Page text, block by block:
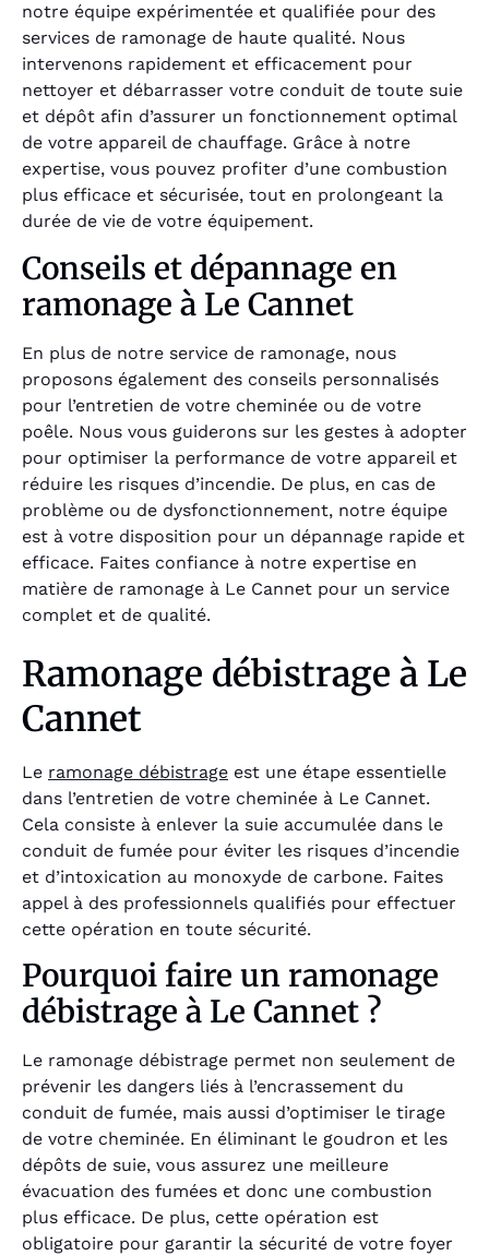
notre équipe expérimentée et qualifiée pour des
services de ramonage de haute qualité. Nous
intervenons rapidement et efficacement pour
nettoyer et débarrasser votre conduit de toute suie
et dépôt afin d’assurer un fonctionnement optimal
de votre appareil de chauffage. Grâce à notre
expertise, vous pouvez profiter d’une combustion
plus efficace et sécurisée, tout en prolongeant la
durée de vie de votre équipement.
Conseils et dépannage en
ramonage à Le Cannet
En plus de notre service de ramonage, nous
proposons également des conseils personnalisés
pour l’entretien de votre cheminée ou de votre
poêle. Nous vous guiderons sur les gestes à adopter
pour optimiser la performance de votre appareil et
réduire les risques d’incendie. De plus, en cas de
problème ou de dysfonctionnement, notre équipe
est à votre disposition pour un dépannage rapide et
efficace. Faites confiance à notre expertise en
matière de ramonage à Le Cannet pour un service
complet et de qualité.
Ramonage débistrage à Le
Cannet
Le ramonage débistrage est une étape essentielle
dans l’entretien de votre cheminée à Le Cannet.
Cela consiste à enlever la suie accumulée dans le
conduit de fumée pour éviter les risques d’incendie
et d’intoxication au monoxyde de carbone. Faites
appel à des professionnels qualifiés pour effectuer
cette opération en toute sécurité.
Pourquoi faire un ramonage
débistrage à Le Cannet ?
Le ramonage débistrage permet non seulement de
prévenir les dangers liés à l’encrassement du
conduit de fumée, mais aussi d’optimiser le tirage
de votre cheminée. En éliminant le goudron et les
dépôts de suie, vous assurez une meilleure
évacuation des fumées et donc une combustion
plus efficace. De plus, cette opération est
obligatoire pour garantir la sécurité de votre foyer